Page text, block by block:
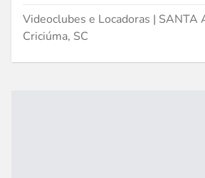
Videoclubes e Locadoras | SANTA
Criciúma, SC